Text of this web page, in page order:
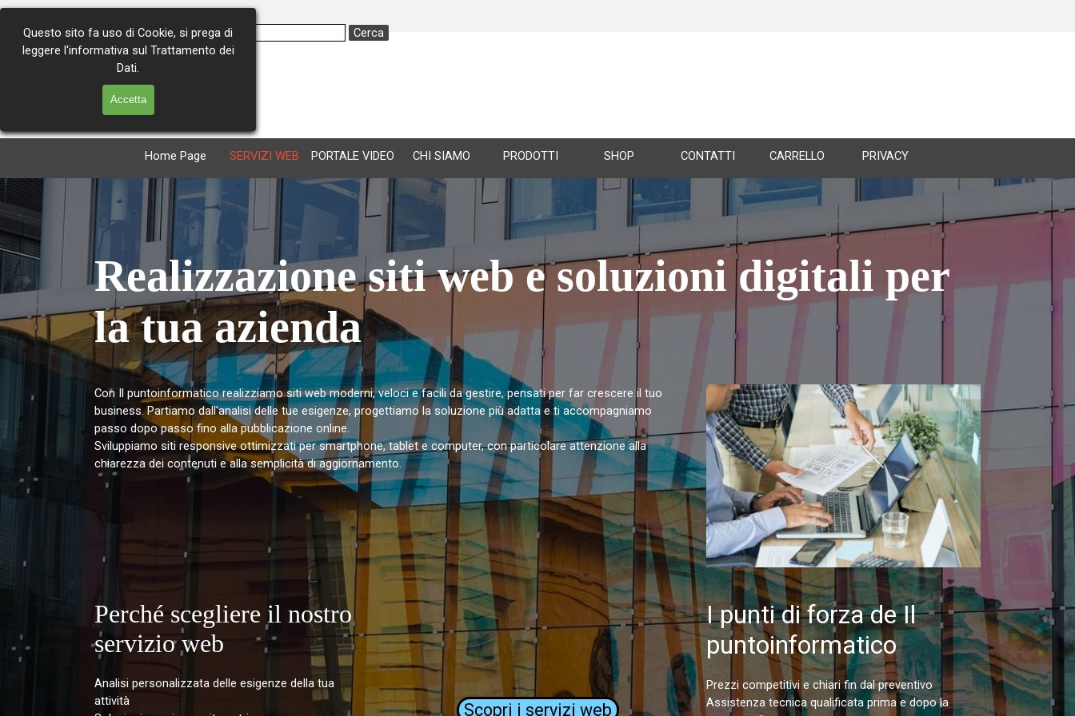
Questo sito fa uso di Cookie, si prega di
leggere l'informativa sul Trattamento dei
Dati.
Accetta
Vai ai contenuti
Cerca
Via Consolare Antica 227
98071 Capo d'Orlando (ME)
Tel. 0941 - 902259
Cell. 366 - 4974911
Salta menù
Home Page SERVIZI WEB PORTALE VIDEO ▼
CHI SIAMO PRODOTTI ▼
SHOP CONTATTI CARRELLO PRIVACY
Realizzazione siti web e soluzioni digitali per
la tua azienda
Con Il puntoinformatico realizziamo siti web moderni, veloci e facili da gestire, pensati per far crescere il tuo
business. Partiamo dall'analisi delle tue esigenze, progettiamo la soluzione più adatta e ti accompagniamo
passo dopo passo fino alla pubblicazione online.
Sviluppiamo siti responsive ottimizzati per smartphone, tablet e computer, con particolare attenzione alla
chiarezza dei contenuti e alla semplicità di aggiornamento.
Perché scegliere il nostro
servizio web
Analisi personalizzata delle esigenze della tua
attività
Scopri i servizi web
I punti di forza de Il
puntoinformatico
Prezzi competitivi e chiari fin dal preventivo
Assistenza tecnica qualificata prima e dopo la